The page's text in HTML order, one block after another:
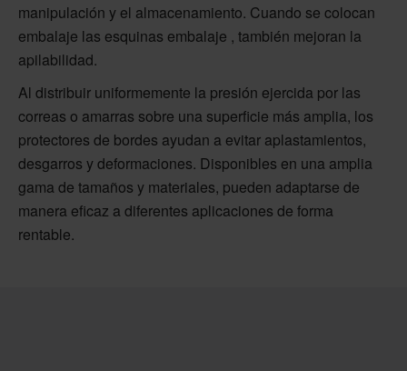
manipulación y el almacenamiento. Cuando se colocan
embalaje las esquinas embalaje , también mejoran la
apilabilidad.
Al distribuir uniformemente la presión ejercida por las
correas o amarras sobre una superficie más amplia, los
protectores de bordes ayudan a evitar aplastamientos,
desgarros y deformaciones. Disponibles en una amplia
gama de tamaños y materiales, pueden adaptarse de
manera eficaz a diferentes aplicaciones de forma
rentable.